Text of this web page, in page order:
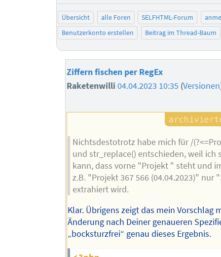
Übersicht alle Foren SELFHTML-Forum
Benutzerkonto erstellen
Beitrag im Thread-Baum
Ziffern fischen per RegEx
Raketenwilli 04.04.2023 10:35 (Versionen
Nichtsdestotrotz habe mich für /
und str_replace() entschieden, weil ich
kann, dass vorne "Projekt " steht und
z.B. "Projekt 367 566 (04.04.2023)" nur
extrahiert wird.
Klar. Übrigens zeigt das mein Vorschlag
Änderung nach Deiner genaueren
„bocksturzfrei“ genau dieses Ergebnis.